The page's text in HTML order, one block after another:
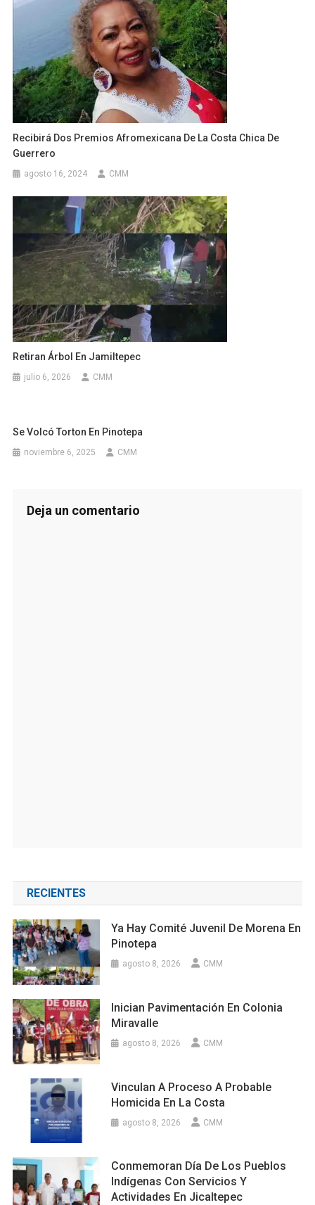
Recibirá Dos Premios Afromexicana De La Costa Chica De
Guerrero
agosto 16, 2024 CMM
Retiran Árbol En Jamiltepec
julio 6, 2026 CMM
Se Volcó Torton En Pinotepa
noviembre 6, 2025 CMM
Deja un comentario
RECIENTES
Ya Hay Comité Juvenil De Morena En
Pinotepa
agosto 8, 2026 CMM
Inician Pavimentación En Colonia
Miravalle
agosto 8, 2026 CMM
Vinculan A Proceso A Probable
Homicida En La Costa
agosto 8, 2026 CMM
Conmemoran Día De Los Pueblos
Indígenas Con Servicios Y
Actividades En Jicaltepec